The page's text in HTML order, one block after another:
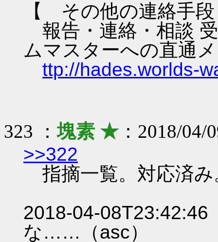
【 その他の連絡手
報告・連絡・相談
ムマスターへの直通
ttp://hades.worlds-
323 ：塊素 ★：2018/04/
>>322
指摘一覧。対応済み
2018-04-
な……（asc）